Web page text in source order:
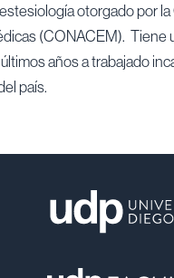
otorgado por
(CONACEM). Tiene
años a trabajado
país.